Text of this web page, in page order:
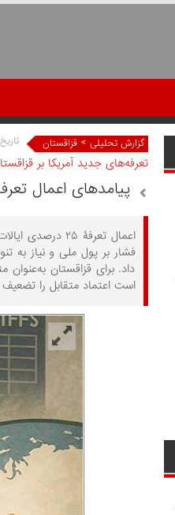
گزارش تحلیلی > قزاقستان
تعرفه‌های جدید آمریکا بر
پیامدهای اعمال
اعمال تعرفۀ
فشار بر پول ملی و نیاز به
داد. برای قزاقستان
است اعتماد متقابل را